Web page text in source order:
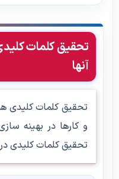
تحقیق کلمات
آنها
تحقیق کلمات کلیدی
و کارها در بهینه
تحقیق کلمات کلیدی